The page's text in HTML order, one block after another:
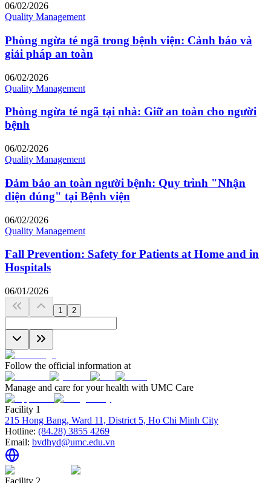
06/02/2026
Quality Management
Phòng ngừa té ngã trong bệnh viện: Cảnh báo và
giải pháp an toàn
06/02/2026
Quality Management
Phòng ngừa té ngã tại nhà: Giữ an toàn cho người
bệnh
06/02/2026
Quality Management
Đảm bảo an toàn người bệnh: Quy trình "Nhận
diện đúng" tại Bệnh viện
06/02/2026
Quality Management
Fall Prevention: Safety for Patients at Home and in
Hospitals
06/01/2026
1 2
Follow the official information at
Manage and care for your health with UMC Care
Facility 1
215 Hong Bang, Ward 11, District 5, Ho Chi Minh City
Hotline: (84.28) 3855 4269
Email: bvdhyd@umc.edu.vn
Facility 2